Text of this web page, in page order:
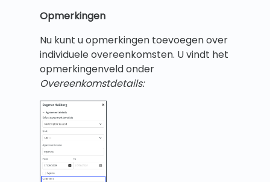
Opmerkingen
Nu kunt u opmerkingen toevoegen over
individuele overeenkomsten. U vindt het
opmerkingenveld onder
Overeenkomstdetails: